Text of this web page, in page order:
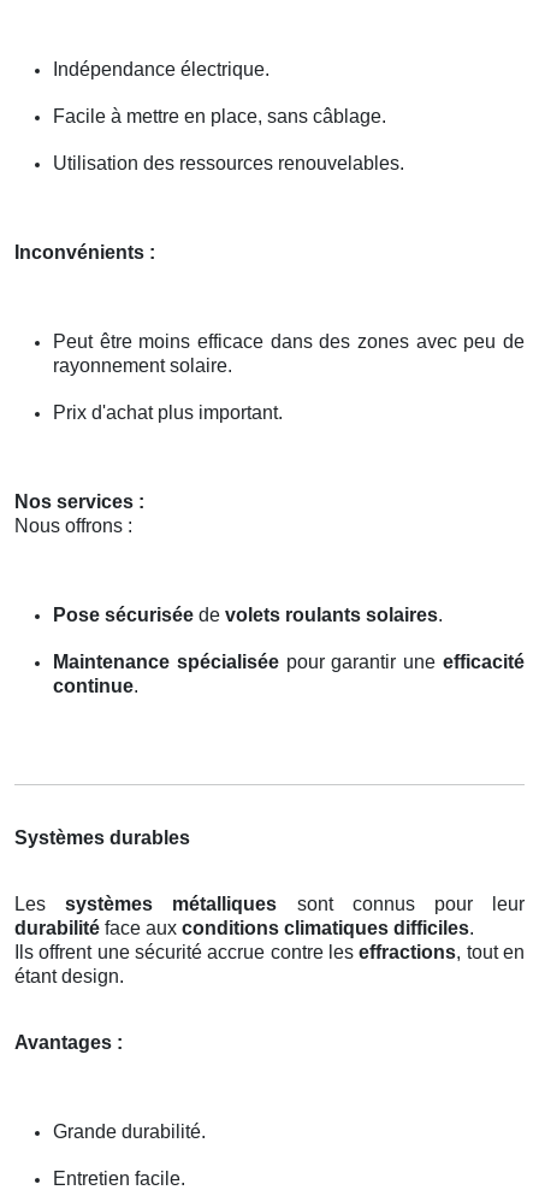
Indépendance électrique.
Facile à mettre en place, sans câblage.
Utilisation des ressources renouvelables.
Inconvénients :
Peut être moins efficace dans des zones avec peu de
rayonnement solaire.
Prix d'achat plus important.
Nos services :
Nous offrons :
Pose sécurisée de volets roulants solaires.
Maintenance spécialiséepour garantir uneefficacité
continue.
Systèmes durables
Lessystèmes métalliques sont connus pour leur
durabilité face aux conditions climatiques difficiles.
Ils offrent une sécurité accrue contre leseffractions, tout en
étant design.
Avantages :
Grande durabilité.
Entretien facile.